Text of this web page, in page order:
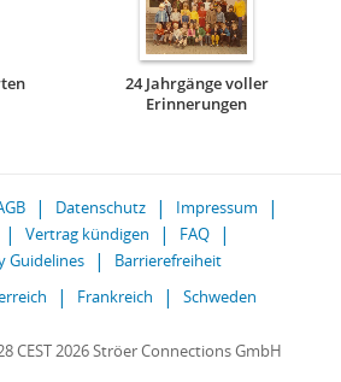
24 Jahrgänge voller
Erinnerungen
Datenschutz
Impressum
Vertrag kündigen
FAQ
Guidelines
Barrierefreiheit
Frankreich Schweden
CEST 2026 Ströer Connections GmbH